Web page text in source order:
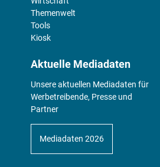
Themenwelt
Tools
Kiosk
Aktuelle Mediadaten
Unsere aktuellen Mediadaten für
Werbetreibende, Presse und
Partner
Mediadaten 2026